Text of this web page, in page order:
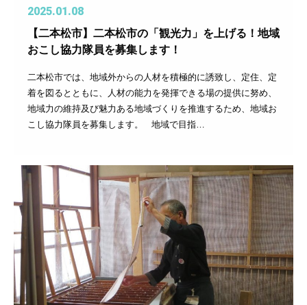
2025.01.08
【二本松市】二本松市の「観光力」を上げる！地域
おこし協力隊員を募集します！
二本松市では、地域外からの人材を積極的に誘致し、定住、定
着を図るとともに、人材の能力を発揮できる場の提供に努め、
地域力の維持及び魅力ある地域づくりを推進するため、地域お
こし協力隊員を募集します。 地域で目指…